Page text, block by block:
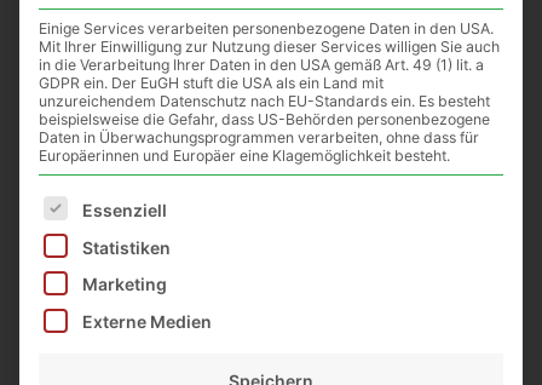
zwei stabilen Fallgriffen ist der Transport
besonders komfortabel
Technische Daten
Höhe:ca. 53 cm
Durchmesser innen:ca. 31 cm
Inklusive 2 stabilen Fallgriffen
sicheren Transport
für dichten Verschluss
Ausschraubbarer 1 ½ Zoll
Einige Services verarbeiten personenbezogene Daten in den USA.
Mit Ihrer Einwilligung zur Nutzung dieser Services willigen Sie auch
in die Verarbeitung Ihrer Daten in den USA gemäß Art. 49 (1) lit. a
GDPR ein. Der EuGH stuft die USA als ein Land mit
unzureichendem Datenschutz nach EU-Standards ein. Es besteht
beispielsweise die Gefahr, dass US-Behörden personenbezogene
Daten in Überwachungsprogrammen verarbeiten, ohne dass für
Europäerinnen und Europäer eine Klagemöglichkeit besteht.
Es folgt eine Liste der Service-Gruppen, für die eine
Essenziell
Statistiken
Marketing
Externe Medien
Speichern